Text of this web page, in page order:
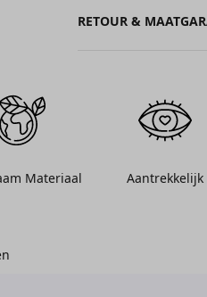
RETOUR &
Materiaal Aantrekkelijk